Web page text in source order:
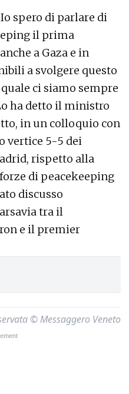
spero di parlare di
il prima
a Gaza e in
a svolgere questo
ci siamo sempre
ha detto il ministro
in un colloquio con
vertice 5-5 dei
rispetto alla
di peacekeeping
discusso
tra il
e il premier
© Messaggero Veneto